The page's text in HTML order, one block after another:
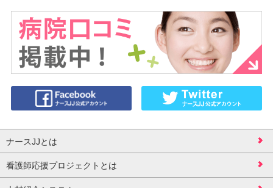
ナースJJとは
看護師応援プロジェクトとは